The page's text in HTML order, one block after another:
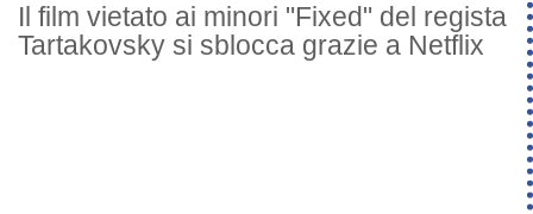
Il film vietato ai minori "Fixed" del regista
Tartakovsky si sblocca grazie a Netflix